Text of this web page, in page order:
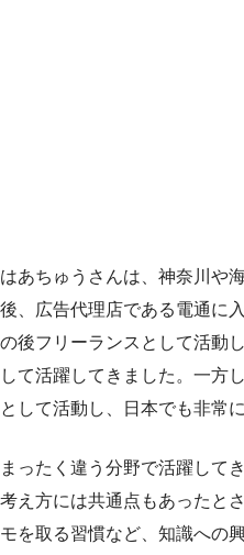
はあちゅうさんは、神奈川や
後、広告代理店である電通に
の後フリーランスとして活動
して活躍してきました。一方
として活動し、日本でも非常
まったく違う分野で活躍して
考え方には共通点もあったと
モを取る習慣など、知識への